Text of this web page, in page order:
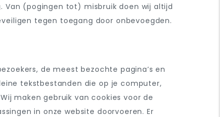
Van (pogingen tot) misbruik doen wij altijd
tegen toegang door onbevoegden.
de meest bezochte pagina’s en
tekstbestanden die op je computer,
maken gebruik van cookies voor de
in onze website doorvoeren. Er